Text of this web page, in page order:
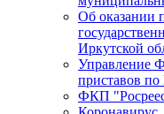
Об оказании
Иркутской
Управление
приставов по
ФКП